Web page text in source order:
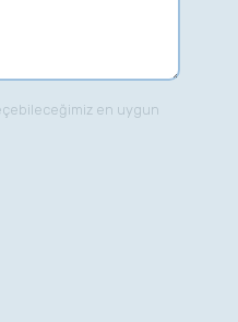
en uygun